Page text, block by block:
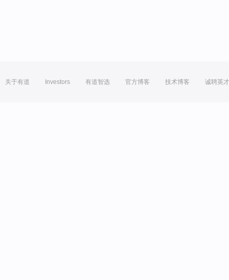
关于有道 Investors 有道智选 官方博客 技术博客 诚聘英才